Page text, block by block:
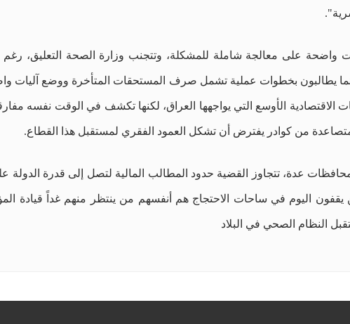
على معالجة شاملة للمشكلة، وتتجنب وزارة الصحة التعليق، رغم
يطالبون بخطوات عملية تشمل صرف المستحقات المتأخرة ووضع آليات
الاقتصادية الأوسع التي يواجهها العراق، لكنها تكشف في الوقت نفسه
متصاعدة من كوادر يفترض أن تشكل العمود الفقري لمستقبل هذا القطاع.
عدة، تتجاوز القضية حدود المطالب المالية لتصل إلى قدرة الدولة
يقفون اليوم في ساحات الاحتجاج هم أنفسهم من ينتظر منهم غداً قيادة
النظام الصحي في البلاد